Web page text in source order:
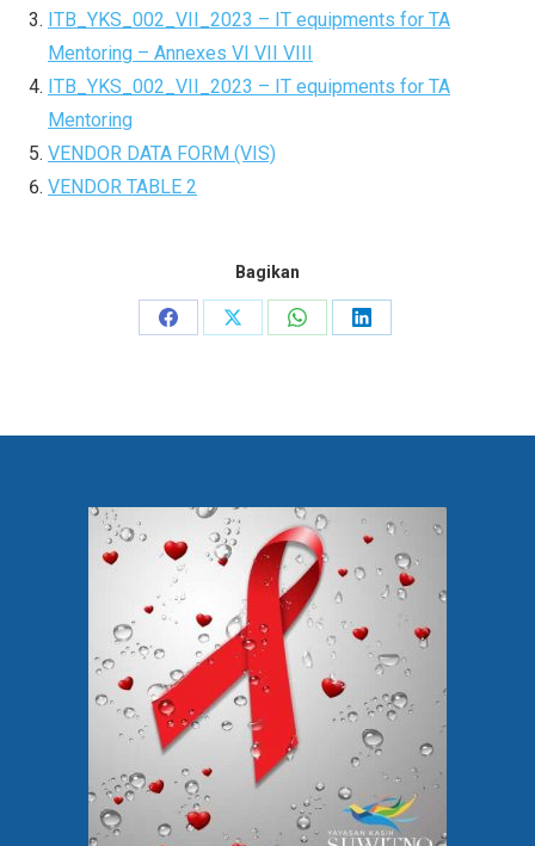
ITB_YKS_002_VII_2023 – IT equipments for TA
Mentoring – Annexes VI VII VIII
ITB_YKS_002_VII_2023 – IT equipments for TA
Mentoring
VENDOR DATA FORM (VIS)
VENDOR TABLE 2
Bagikan
Share
Share
Share
Share